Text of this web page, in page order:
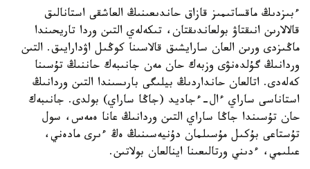
ءبىزدىڭ ماقساتىمىز قازاق حاندىعىنىڭ العاشقى استانالىق
قالالارىن انىقتاۋ بولعاندىقتان، تىكەلەي التىن وردا تاريحىندا
ماڭىزدى ورىن العان سارايشىق قالاسىنا كوڭىل اۋدارايىق. التىن
وردانىڭ گۇلدەنۋى وزبەك حان مەن جانىبەك حاننىڭ تۇسىنا
كەلەدى. اتالعان حانداردىڭ بيلىگى بارىسىندا التىن وردانىڭ
استاناسى ساراي ءال-ءجاديد (جاڭا ساراي) بولدى. جانىبەك
حان تۇسىندا جاڭا ساراي التىن وردانىڭ عانا ەمەس، سول
تۇستاعى بۇكىل مۇسىلمان دۇنيەسىنىڭ ەڭ ءىرى مادەني،
عىلىمي، ءدىني ورتالىعىنا اينالعان بولاتىن.